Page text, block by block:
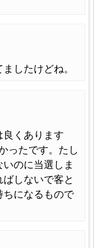
したけどね。
良くあります
ったです。たし
のに当選しま
しないで客と
ちになるもので